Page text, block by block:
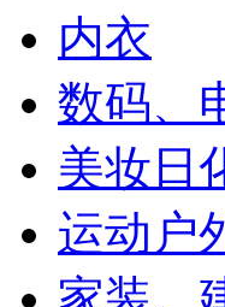
内衣
数码、
美妆日
运动户